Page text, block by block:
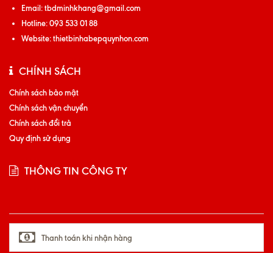
Email:tbdminhkhang@gmail.com
Hotline:093 533 01 88
Website:thietbinhabepquynhon.com
CHÍNH SÁCH
Chính sách bảo mật
Chính sách vận chuyển
Chính sách đổi trả
Quy định sử dụng
THÔNG TIN CÔNG TY
Thanh toán khi nhận hàng